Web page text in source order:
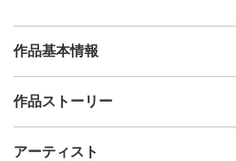
作品基本情報
出品者
制作年
作品ストーリー
アーティスト